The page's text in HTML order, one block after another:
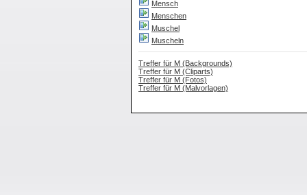
Mensch
Menschen
Muschel
Muscheln
Treffer für M (Backgrounds)
Treffer für M (Cliparts)
Treffer für M (Fotos)
Treffer für M (Malvorlagen)